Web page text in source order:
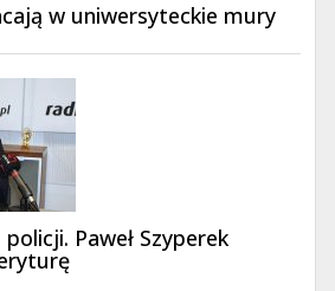
w uniwersyteckie mury
Paweł Szyperek